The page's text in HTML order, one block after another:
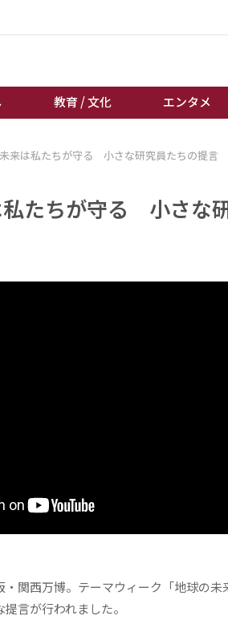
教育 / 文化 エンタメ
経済 / ビジネス
教育 / 文化
地域
来は私たちが守る 小さな研究員たちの提言
たちが守る 小さな
関西万博。テーマウィーク「地球の未
言が行われました。